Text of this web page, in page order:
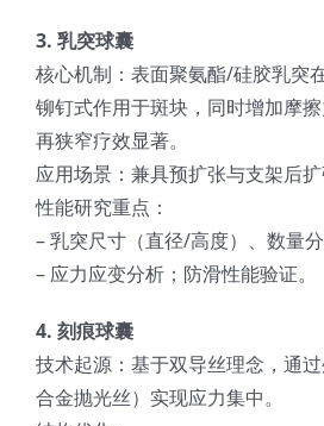
3. 乳突球囊
核心机制：表面聚氨酯/硅胶乳突
铆钉式作用于斑块，同时增加摩
再狭窄疗效显著。
应用场景：兼具预扩张与支架后扩
性能研究重点：
– 乳突尺寸（直径/高度）、数量
– 应力应变分析；防滑性能验证。
4. 刻痕球囊
技术起源：基于双导丝理念，通
合金抛光丝）实现应力集中。